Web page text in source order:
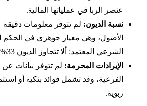
عنصر الربا في عملياتها المالية.
نسبة الديون:لم تتوفر معلومات دقيقة
الأصول، وهي معيار جوهري في الحكم
الشرعي المعتمد: ألا تتجاوز الديون 33% من إجمالي الأصول.
الإيرادات المحرمة:لم تتوفر بيانات عن
الفرعية، وقد تشمل فوائد بنكية أو
ربوية.